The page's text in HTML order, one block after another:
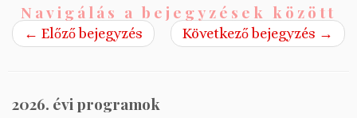
Navigálás a bejegyzések között
← Előző bejegyzés Következő bejegyzés →
2026. évi programok